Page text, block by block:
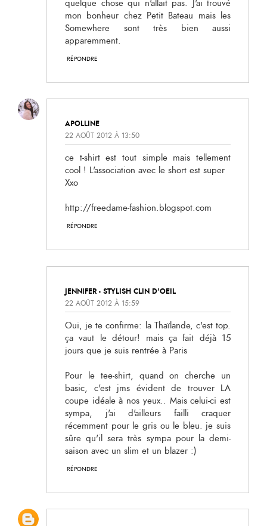
quelque chose qui n'allait pas. J'ai trouvé
mon bonheur chez Petit Bateau mais les
Somewhere sont très bien aussi
apparemment.
RÉPONDRE
APOLLINE
22 AOÛT 2012 À 13:50
ce t-shirt est tout simple mais tellement
cool ! L'association avec le short est super
Xxo
http://freedame-fashion.blogspot.com
RÉPONDRE
JENNIFER - STYLISH CLIN D'OEIL
22 AOÛT 2012 À 15:59
Oui, je te confirme: la Thaïlande, c'est top.
ça vaut le détour! mais ça fait déjà 15
jours que je suis rentrée à Paris
Pour le tee-shirt, quand on cherche un
basic, c'est jms évident de trouver LA
coupe idéale à nos yeux.. Mais celui-ci est
sympa, j'ai d'ailleurs failli craquer
récemment pour le gris ou le bleu. je suis
sûre qu'il sera très sympa pour la demi-
saison avec un slim et un blazer :)
RÉPONDRE